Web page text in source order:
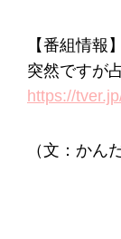
【番組情報】
突然ですが
https://
（文：かん